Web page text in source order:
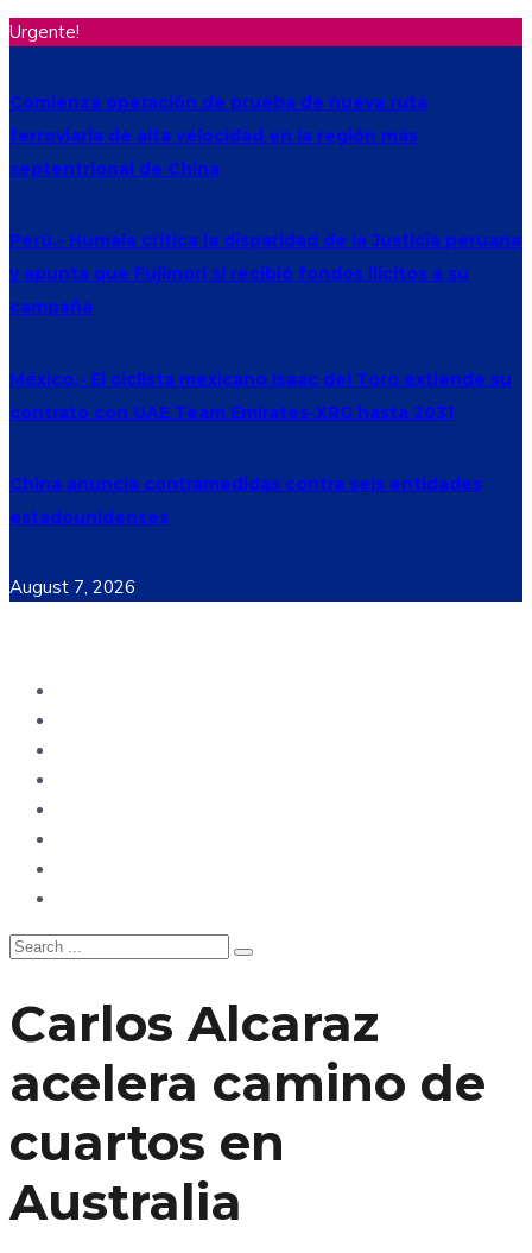
Urgente!
Comienza operación de prueba de nueva ruta
ferroviaria de alta velocidad en la región más
septentrional de China
Perú.- Humala critica la disparidad de la Justicia peruana
y apunta que Fujimori sí recibió fondos ilícitos a su
campaña
México.- El ciclista mexicano Isaac del Toro extiende su
contrato con UAE Team Emirates-XRG hasta 2031
China anuncia contramedidas contra seis entidades
estadounidenses
August 7, 2026
Carlos Alcaraz
acelera camino de
cuartos en
Australia